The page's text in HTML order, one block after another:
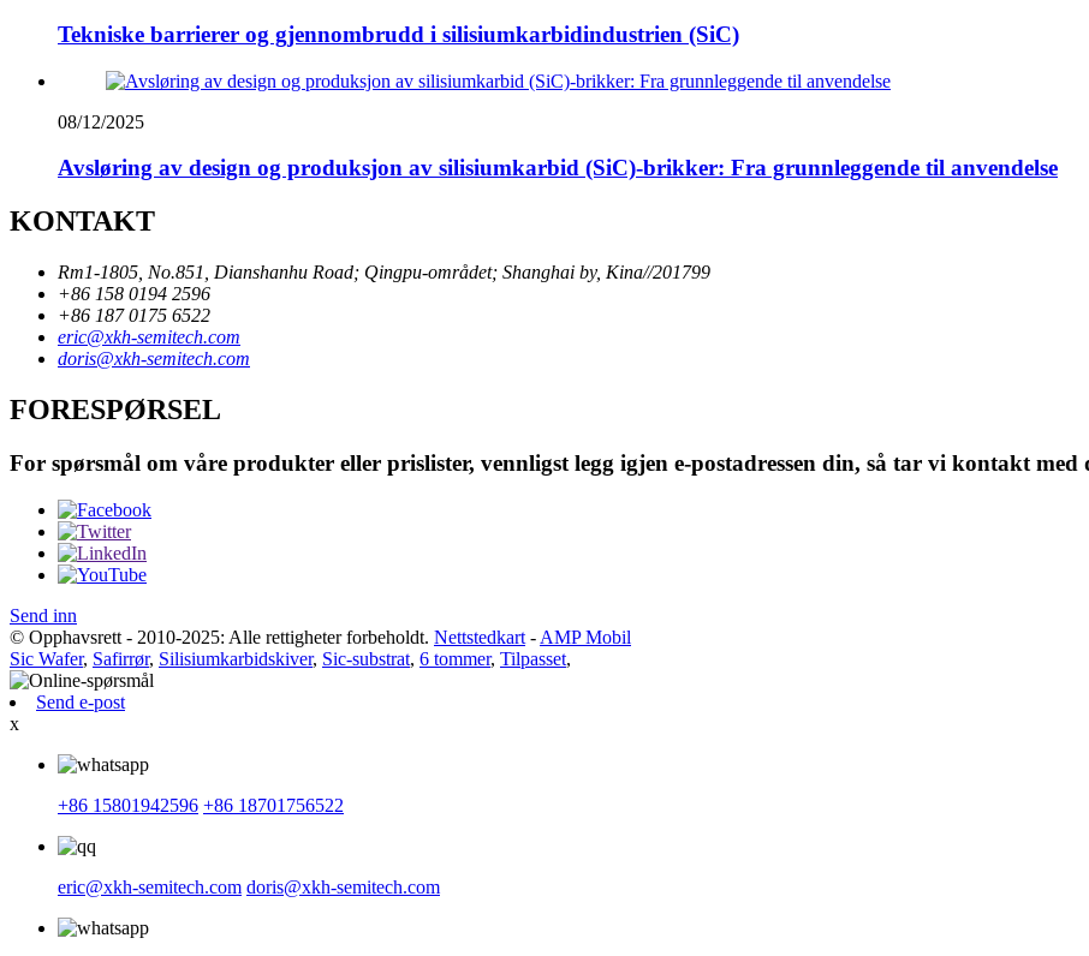
Tekniske barrierer og gjennombrudd i silisiumkarbidindustrien (SiC)
08/12/2025
Avsløring av design og produksjon av silisiumkarbid (SiC)-brikker: Fra grunnleggende til anvendelse
KONTAKT
Rm1-1805, No.851, Dianshanhu Road; Qingpu-området; Shanghai by, Kina//201799
+86 158 0194 2596
+86 187 0175 6522
eric@xkh-semitech.com
doris@xkh-semitech.com
FORESPØRSEL
For spørsmål om våre produkter eller prislister, vennligst legg igjen e-postadressen din, så tar vi kontakt med
Send inn
© Opphavsrett - 2010-2025: Alle rettigheter forbeholdt. Nettstedkart - AMP Mobil
Sic Wafer, Safirrør, Silisiumkarbidskiver, Sic-substrat, 6 tommer, Tilpasset,
Send e-post
x
+86 15801942596 +86 18701756522
eric@xkh-semitech.com doris@xkh-semitech.com